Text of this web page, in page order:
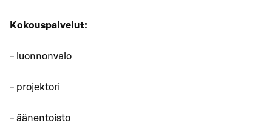
Kokouspalvelut:
- luonnonvalo
- projektori
- äänentoisto